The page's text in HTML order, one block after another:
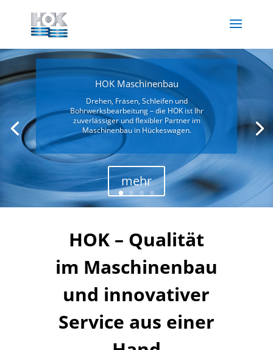
HOK Maschinenbau
Drehen, Fräsen, Schleifen und
Bohrwerksbearbeitung – die HOK ist Ihr
zuverlässiger und flexibler Partner im
Maschinenbau in Hückeswagen.
mehr
HOK – Qualität
im Maschinenbau
und innovativer
Service aus einer